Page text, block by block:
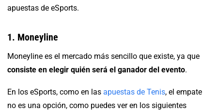
apuestas de eSports.
1. Moneyline
Moneyline es el mercado más sencillo que existe, ya que
consiste en elegir quién será el ganador del evento.
En los eSports, como en las apuestas de Tenis, el empate
no es una opción, como puedes ver en los siguientes